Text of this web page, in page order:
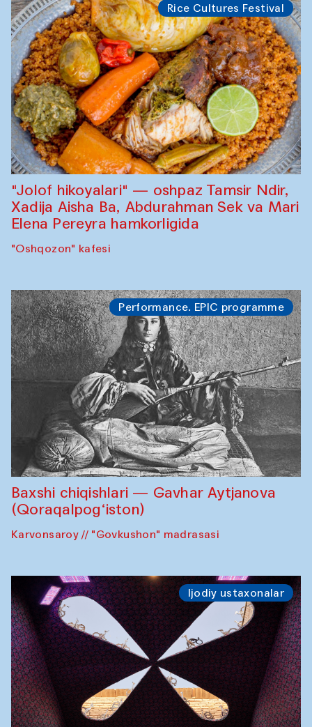
Rice Cultures Festival
"Jolof hikoyalari" — oshpaz Tamsir Ndir,
Xadija Aisha Ba, Abdurahman Sek va Mari
Elena Pereyra hamkorligida
"Oshqozon" kafesi
Performance. EPIC programme
Baxshi chiqishlari — Gavhar Aytjanova
(Qoraqalpog‘iston)
Karvonsaroy // "Govkushon" madrasasi
Ijodiy ustaxonalar